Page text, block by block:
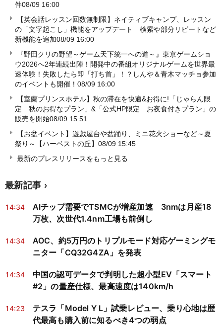
件08/09 16:00
【英会話レッスン回数無制限】ネイティブキャンプ、レッスン
の「文字起こし」機能をアップデート 検索や部分リピートなど
新機能を追加08/09 16:00
『野田クリの野望～ゲーム天下統一への道～』東京ゲームショ
ウ2026へ2年連続出陣！開発中の番組オリジナルゲームを世界最
速体験！失敗したら即「打ち首」！？しんや＆青木マッチョ参加
のイベントも開催！ 08/09 16:00
【室蘭プリンスホテル】秋の滞在を快適&お得に!「じゃらん限
定 秋のお得なプラン」&「公式HP限定 お夜食付きプラン」の
販売を開始08/09 15:51
【お盆イベント】遊戯屋台や盆踊り、ミニ花火ショーなど～夏
祭り～【ハーベストの丘】 08/09 15:45
最新のプレスリリースをもっと見る
最新記事
14:34
AIチップ需要でTSMCが増産加速 3nmは月産18
万枚、次世代1.4nm工場も前倒し
14:34
AOC、約5万円のトリプルモード対応ゲーミングモ
ニター「CQ32G4ZA」を発表
14:34
中国の認可データで判明した超小型EV「スマート
#2」の量産仕様、最高速度は140km/h
14:23
テスラ「Model Y L」試乗レビュー、乗り心地は歴
代最高も購入前に知るべき4つの弱点